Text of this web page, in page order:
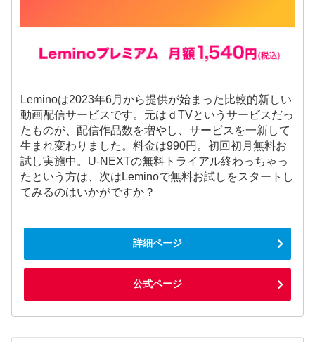
Leminoは2023年6月から提供が始まった比較的新しい
動画配信サービスです。元はｄTVというサービスだっ
たものが、配信作品数を増やし、サービスを一新して
生まれ変わりました。料金は990円。初回初月無料お
試し実施中。U-NEXTの無料トライアル終わっちゃっ
たという方は、次はLeminoで無料お試しをスタートし
てみるのはいかがですか？
詳細ページ
公式ページ